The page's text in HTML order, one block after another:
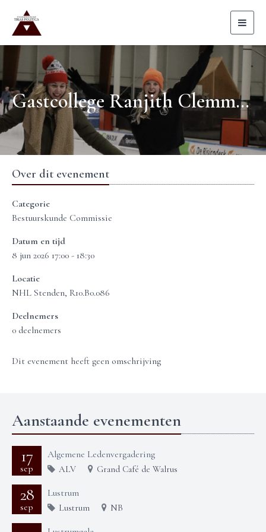
Gastcollege Ranjith Clemmick
Over dit evenement
Categorie
Bestuurskunde Commissie
Datum en tijd
8 jun 2026 17:00 - 18:30
Locatie
NHL Stenden, R10.B0.086
Deelnemers
0 deelnemers
Dit evenement heeft geen omschrijving
Aanstaande evenementen
17
sep
Algemene Ledenvergadering
ALV Grand Café de Walrus
28
sep
Lustrum
Lustrum NB